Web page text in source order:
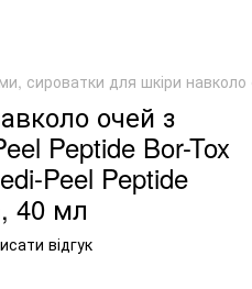
сироватки для шкіри навколо
очей з
Peptide Bor-Tox
Peel Peptide
40 мл
відгук